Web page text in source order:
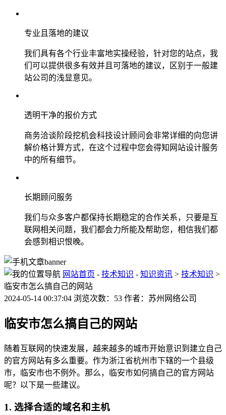
专业且落地的建议
我们具有各个行业丰富地实操经验，针对您的站点，我
们可以提供很多有效并且可落地的建议，区别于一般建
站公司的浅显意见。
透明干净的报价方式
商务洽谈阶段挖机会科技设计顾问会非常详细的向您讲
解价格计算方式，在这个过程中您会得知网站设计服务
中的所有细节。
长期顾问服务
我们与众多客户都保持长期稳定的合作关系，只要是互
联网相关问题，我们都会力所能及帮助您，相信我们都
会感到相识恨晚。
网站首页 - 技术知识 - 知识资讯 > 技术知识 >
临安市怎么搞自己的网站
2024-05-14 00:37:04 浏览次数：53 作者：苏州网络公司
临安市怎么搞自己的网站
随着互联网的快速发展，越来越多的城市开始意识到建立自己
的官方网站有多么重要。作为浙江省杭州市下辖的一个县级
市，临安市也不例外。那么，临安市如何搞自己的官方网站
呢？以下是一些建议。
1. 选择合适的域名和主机